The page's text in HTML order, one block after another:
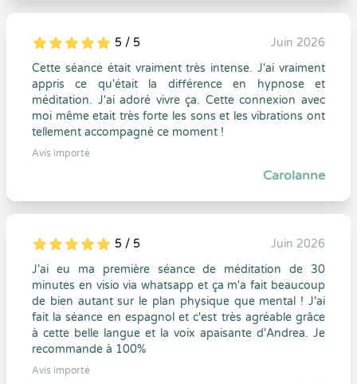
5
1
5
0 5 / 5
Juin 2026
Cette séance était vraiment très intense. J'ai vraiment
appris ce qu'était la différence en hypnose et
méditation. J'ai adoré vivre ça. Cette connexion avec
moi même etait très forte les sons et les vibrations ont
tellement accompagné ce moment !
Avis importé
Carolanne
5
1
5
0 5 / 5
Juin 2026
J'ai eu ma première séance de méditation de 30
minutes en visio via whatsapp et ça m'a fait beaucoup
de bien autant sur le plan physique que mental ! J'ai
fait la séance en espagnol et c'est très agréable grâce
à cette belle langue et la voix apaisante d'Andrea. Je
recommande à 100%
Avis importé